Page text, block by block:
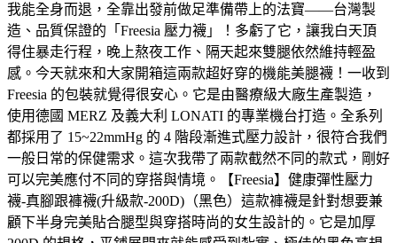
我能全身而退，全靠出發前做足準備帶上的法寶——台灣製
造、品質保證的「Freesia 壓力襪」！多虧了它，讓我白天頂
得住暴走行程，晚上熬夜工作、隔天起來雙腿依然維持輕盈
感。今天就來和大家開箱這兩款超好穿的機能美腿襪！一收到
Freesia 的包裝就覺得很安心。它是由醫療級大廠生產製造，
使用德國 MERZ 及義大利 LONATI 的專業機台打造。全系列
都採用了 15~22mmHg 的 4 階段漸進式壓力設計，很符合我們
一般日常的保健需求。這次我帶了兩款截然不同的款式，剛好
可以完美應付不同的穿搭與情境。【Freesia】健康彈性壓力
襪-真腳跟褲襪(升級款-200D)（黑色）這款褲襪是針對想要兼
顧下半身完美貼合腿型與穿搭時尚的女生設計的。它是加厚